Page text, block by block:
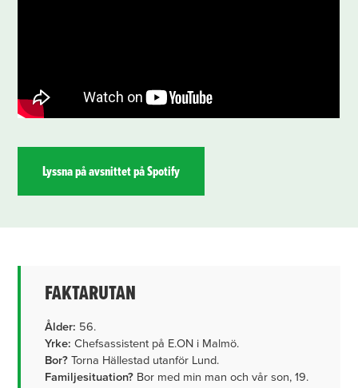
Lyssna på avsnittet på Spotify
FAKTARUTAN
Ålder: 56.
Yrke: Chefsassistent på E.ON i Malmö.
Bor? Torna Hällestad utanför Lund.
Familjesituation? Bor med min man och vår son, 19.